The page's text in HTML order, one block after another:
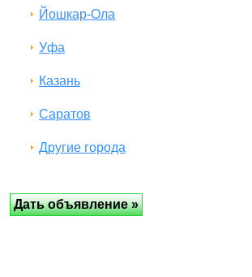
Йошкар-Ола
Уфа
Казань
Саратов
Другие города